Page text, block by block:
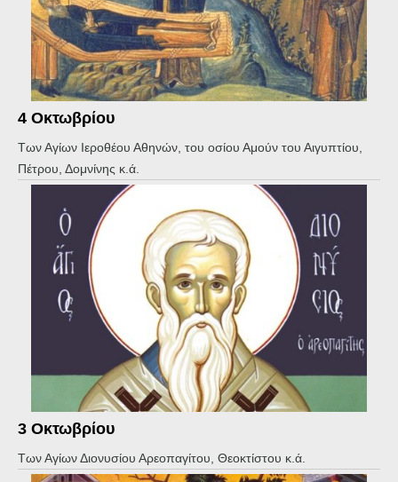
4 Οκτωβρίου
Των Αγίων Ιεροθέου Αθηνών, του οσίου Αμούν του Αιγυπτίου,
Πέτρου, Δομνίνης κ.ά.
3 Οκτωβρίου
Των Αγίων Διονυσίου Αρεοπαγίτου, Θεοκτίστου κ.ά.